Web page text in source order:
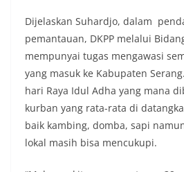
Dijelaskan Suhardjo, dalam
pemantauan, DKPP melalui
mempunyai tugas mengawasi
yang masuk ke Kabupaten
hari Raya Idul Adha yang mana
kurban yang rata-rata di
baik kambing, domba, sapi
lokal masih bisa mencukupi.